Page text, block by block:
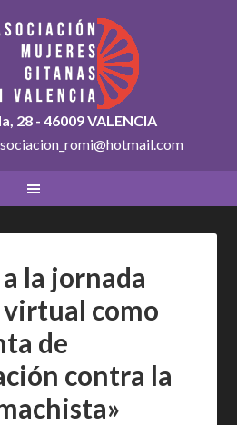
28 - 46009 VALENCIA
la jornada
virtual como
de
contra la